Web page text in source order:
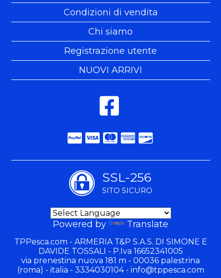
Condizioni di vendita
Chi siamo
Registrazione utente
NUOVI ARRIVI
SSL-256
SITO SICURO
Powered by Translate
TPPesca.com - ARMERIA T&P S.A.S. DI SIMONE E
DAVIDE TOSSALI - P.Iva 16652341005
via prenestina nuova 181 m - 00036 palestrina
(roma) - italia - 3334030104 - info@tppesca.com